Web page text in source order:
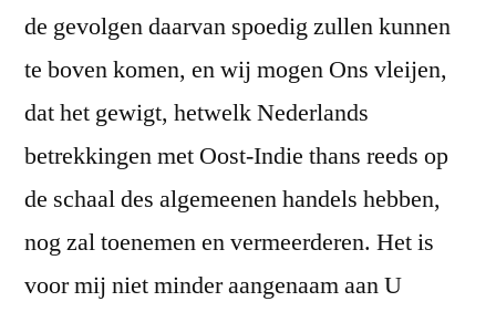
de gevolgen daarvan spoedig zullen kunnen
te boven komen, en wij mogen Ons vleijen,
dat het gewigt, hetwelk Nederlands
betrekkingen met Oost-Indie thans reeds op
de schaal des algemeenen handels hebben,
nog zal toenemen en vermeerderen. Het is
voor mij niet minder aangenaam aan U